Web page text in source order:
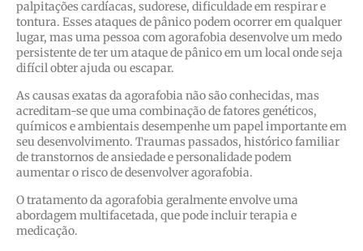
palpitações cardíacas, sudorese, dificuldade em respirar e
tontura. Esses ataques de pânico podem ocorrer em qualquer
lugar, mas uma pessoa com agorafobia desenvolve um medo
persistente de ter um ataque de pânico em um local onde seja
difícil obter ajuda ou escapar.
As causas exatas da agorafobia não são conhecidas, mas
acreditam-se que uma combinação de fatores genéticos,
químicos e ambientais desempenhe um papel importante em
seu desenvolvimento. Traumas passados, histórico familiar
de transtornos de ansiedade e personalidade podem
aumentar o risco de desenvolver agorafobia.
O tratamento da agorafobia geralmente envolve uma
abordagem multifacetada, que pode incluir terapia e
medicação.